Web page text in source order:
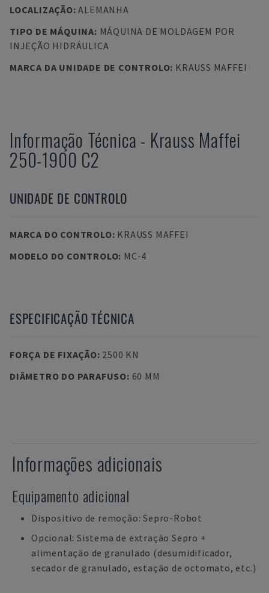
LOCALIZAÇÃO:ALEMANHA
TIPO DE MÁQUINA: MÁQUINA DE MOLDAGEM POR
INJEÇÃO HIDRÁULICA
MARCA DA UNIDADE DE CONTROLO: KRAUSS MAFFEI
Informação Técnica - Krauss Maffei
250-1900 C2
UNIDADE DE CONTROLO
MARCA DO CONTROLO: KRAUSS MAFFEI
MODELO DO CONTROLO: MC-4
ESPECIFICAÇÃO TÉCNICA
FORÇA DE FIXAÇÃO: 2500 KN
DIÂMETRO DO PARAFUSO: 60 MM
Informações adicionais
Equipamento adicional
Dispositivo de remoção: Sepro-Robot
Opcional: Sistema de extração Sepro +
alimentação de granulado (desumidificador,
secador de granulado, estação de octomato, etc.)